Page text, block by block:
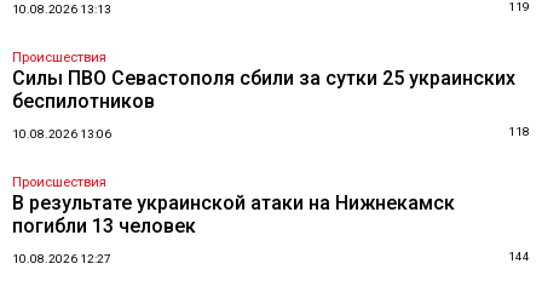
10.08.2026 13:13 119
Происшествия
Силы ПВО Севастополя сбили за сутки 25 украинских
беспилотников
10.08.2026 13:06 118
Происшествия
В результате украинской атаки на Нижнекамск
погибли 13 человек
10.08.2026 12:27 144